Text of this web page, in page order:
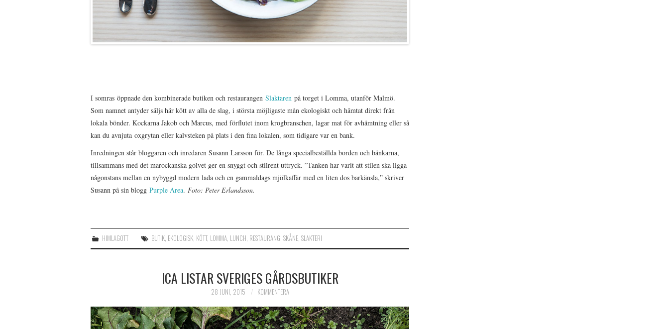
I somras öppnade den kombinerade butiken och restaurangen Slaktaren på torget i Lomma, utanför Malmö.
Som namnet antyder säljs här kött av alla de slag, i största möjligaste mån ekologiskt och hämtat direkt från
lokala bönder. Kockarna Jakob och Marcus, med förflutet inom krogbranschen, lagar mat för avhämtning eller så
kan du avnjuta oxgrytan eller kalvsteken på plats i den fina lokalen, som tidigare var en bank.
Inredningen står bloggaren och inredaren Susann Larsson för. De långa specialbeställda borden och bänkarna,
tillsammans med det marockanska golvet ger en snyggt och stilrent uttryck. ”Tanken har varit att stilen ska ligga
någonstans mellan en nybyggd modern lada och en gammaldags mjölkaffär med en liten dos barkänsla,” skriver
Susann på sin blogg Purple Area. Foto: Peter Erlandsson.
HIMLAGOTT BUTIK, EKOLOGISK, KÖTT, LOMMA, LUNCH, RESTAURANG,SKÅNE,SLAKTERI
ICA LISTAR SVERIGES GÅRDSBUTIKER
28 JUNI, 2015 KOMMENTERA